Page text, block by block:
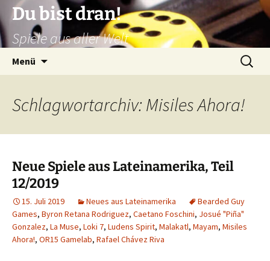
Zum
Inhalt
springen
Du bist dran!
Spiele aus aller Welt
Menü
Suchen
nach:
Schlagwortarchiv: Misiles Ahora!
Neue Spiele aus Lateinamerika, Teil
12/2019
15. Juli 2019 Neues aus Lateinamerika
Bearded Guy
Games, Byron Retana Rodriguez, Caetano Foschini, Josué "Piña"
Gonzalez, La Muse, Loki 7, Ludens Spirit, Malakatl, Mayam, Misiles
Ahora!, OR15 Gamelab, Rafael Chávez Riva